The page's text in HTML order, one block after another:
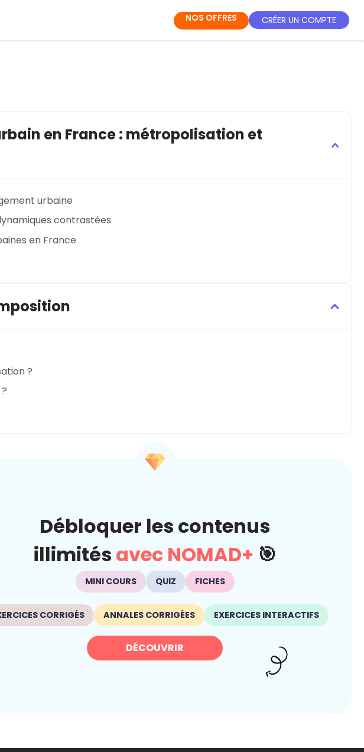
NOS OFFRES CRÉER UN COMPTE
en France : métropolisation et
urbaine
contrastées
en France
?
Débloquer les contenus
illimités avec NOMAD+ 🎯
MINI COURS QUIZ FICHES
CORRIGÉS ANNALES CORRIGÉES EXERCICES INTERACTIFS
DÉCOUVRIR